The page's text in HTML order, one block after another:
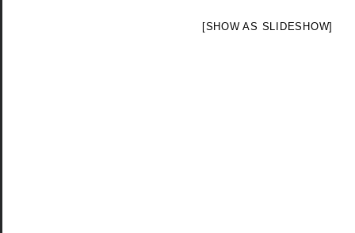
[SHOW AS SLIDESHOW]